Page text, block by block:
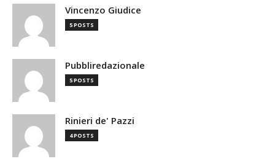
Vincenzo Giudice
5 POSTS
Pubbliredazionale
5 POSTS
Rinieri de' Pazzi
4 POSTS